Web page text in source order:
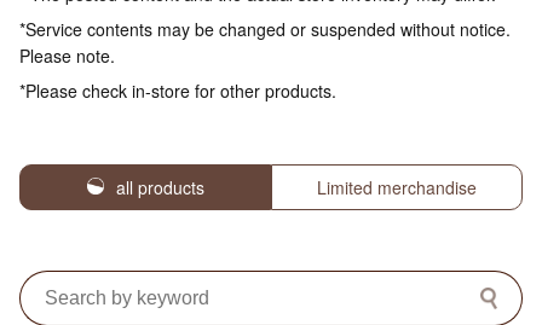
*Service contents may be changed or suspended without notice.
Please note.
*Please check in-store for other products.
all products Limited merchandise